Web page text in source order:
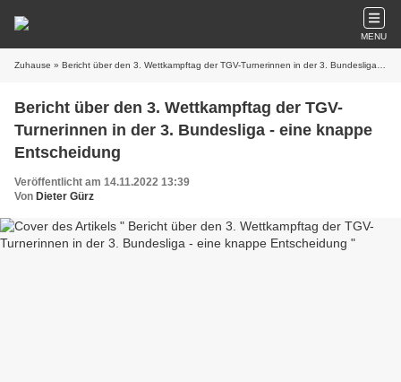
MENU
Zuhause » Bericht über den 3. Wettkampftag der TGV-Turnerinnen in der 3. Bundesliga - eine knappe Entscheidung
Bericht über den 3. Wettkampftag der TGV-
Turnerinnen in der 3. Bundesliga - eine knappe
Entscheidung
Veröffentlicht am 14.11.2022 13:39
Von Dieter Gürz